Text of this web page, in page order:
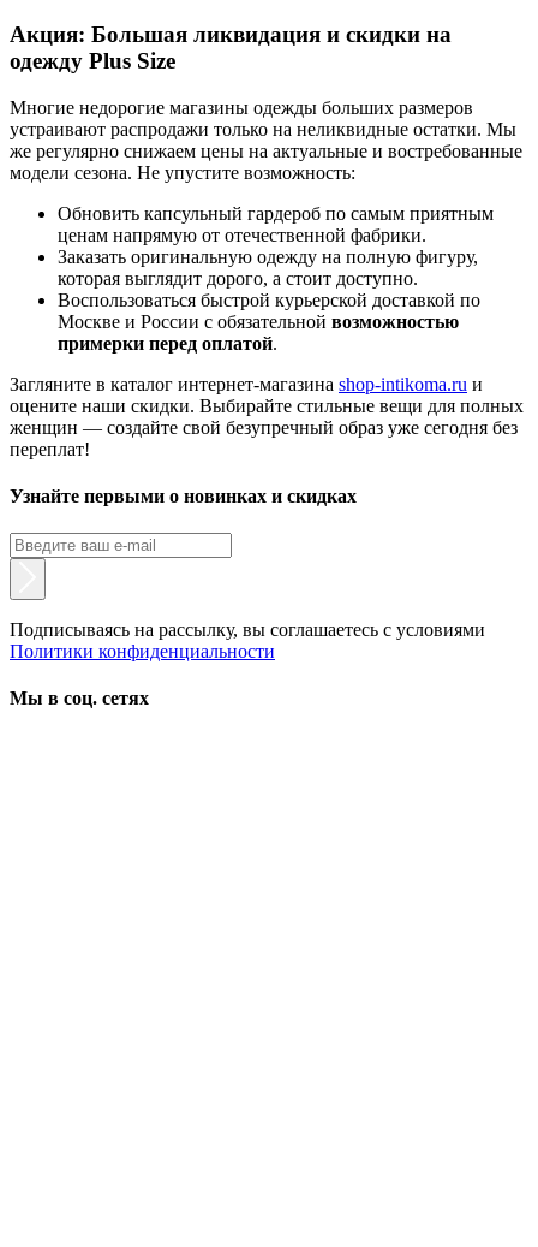
Акция: Большая ликвидация и скидки на
одежду Plus Size
Многие недорогие магазины одежды больших размеров
устраивают распродажи только на неликвидные остатки. Мы
же регулярно снижаем цены на актуальные и востребованные
модели сезона. Не упустите возможность:
Обновить капсульный гардероб по самым приятным
ценам напрямую от отечественной фабрики.
Заказать оригинальную одежду на полную фигуру,
которая выглядит дорого, а стоит доступно.
Воспользоваться быстрой курьерской доставкой по
Москве и России с обязательной возможностью
примерки перед оплатой.
Загляните в каталог интернет-магазина shop-intikoma.ru и
оцените наши скидки. Выбирайте стильные вещи для полных
женщин — создайте свой безупречный образ уже сегодня без
переплат!
Узнайте первыми о новинках и скидках
Подписываясь на рассылку, вы соглашаетесь с условиями
Политики конфиденциальности
Мы в соц. сетях